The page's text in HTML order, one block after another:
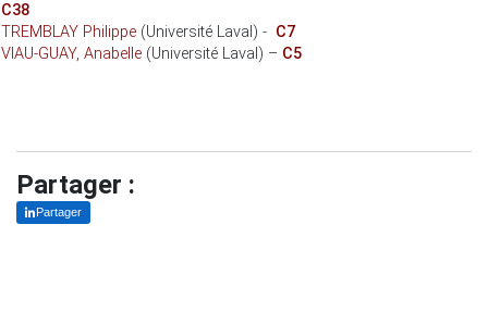
C38
TREMBLAY Philippe (Université Laval) - C7
VIAU-GUAY, Anabelle (Université Laval) – C5
Partager :
Partager